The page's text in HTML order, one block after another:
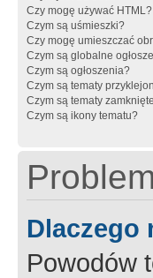
Czy mogę używać HTML?
Czym są uśmieszki?
Czy mogę umieszczać
Czym są globalne
Czym są ogłoszenia?
Czym są tematy
Czym są tematy
Czym są ikony tematu?
Dlaczego
Powodów